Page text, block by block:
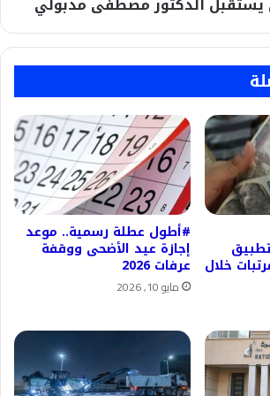
خلال
#أطول عطلة رسمية.. موعد
إجازة عيد الأضحى ووقفة
عرفات 2026
مايو 10, 2026